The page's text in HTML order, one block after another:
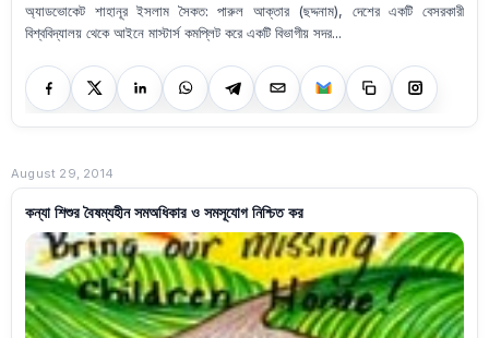
অ্যাডভোকেট শাহানূর ইসলাম সৈকত: পারুল আক্তার (ছদ্দনাম), দেশের একটি বেসরকারী
বিশ্ববিদ্যালয় থেকে আইনে মাস্টার্স কমপ্লিট করে একটি বিভাগীয় সদর...
August 29, 2014
কন্যা শিশুর বৈষম্যহীন সমঅধিকার ও সমসূযোগ নিশ্চিত কর